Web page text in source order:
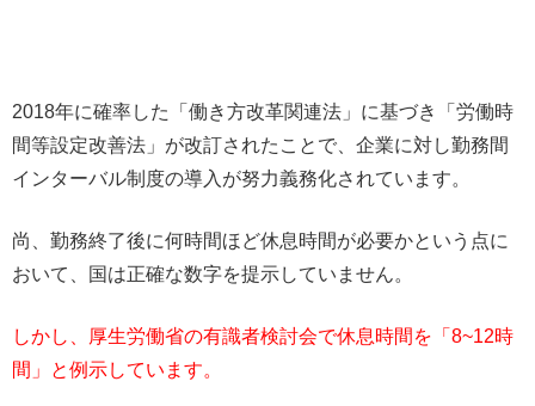
2018年に確率した「働き方改革関連法」に基づき「労働時
間等設定改善法」が改訂されたことで、企業に対し勤務間
インターバル制度の導入が努力義務化されています。
尚、勤務終了後に何時間ほど休息時間が必要かという点に
おいて、国は正確な数字を提示していません。
しかし、厚生労働省の有識者検討会で休息時間を「8~12時
間」と例示しています。